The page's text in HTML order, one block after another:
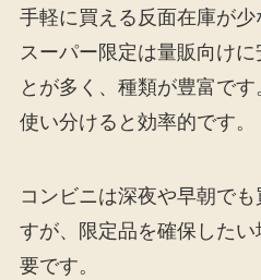
手軽に買える反面在庫が少
スーパー限定は量販向け
とが多く、種類が豊富で
使い分けると効率的です。
コンビニは深夜や早朝で
すが、限定品を確保した
要です。